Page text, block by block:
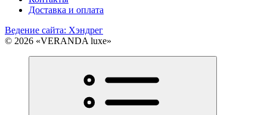
Доставка и оплата
Ведение сайта: Хэндрег
© 2026 «VERANDA luxe»